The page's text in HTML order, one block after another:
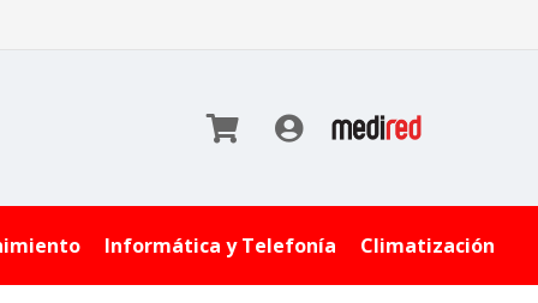
Informática y Telefonía Climatización